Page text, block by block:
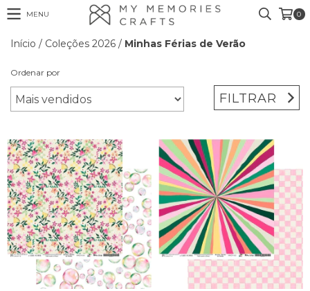
MENU 0
Início / Coleções 2026 / Minhas Férias de Verão
Ordenar por
FILTRAR